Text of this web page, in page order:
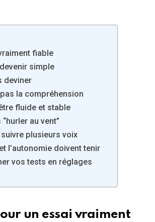
fiable
simple
deviner
la compréhension
fluide et stable
au vent”
plusieurs voix
l’autonomie doivent tenir
vos tests en réglages
un essai vraiment